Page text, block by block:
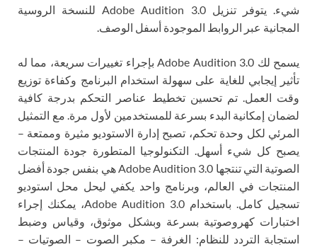
شيء. يتوفر تنزيل Adobe Audition 3.0 للنسخة الروسية
المجانية عبر الروابط الموجودة أسفل الوصف.
يسمح لك Adobe Audition 3.0 بإجراء تغييرات سريعة، مما له
تأثير إيجابي للغاية على سهولة استخدام البرنامج وكفاءة توزيع
وقت العمل. تم تحسين تخطيط عناصر التحكم بدرجة كافية
لضمان إمكانية البدء بسرعة للمستخدمين لأول مرة. مع التمثيل
المرئي لكل وحدة تحكم، تصبح إدارة الاستوديو مثيرة وممتعة –
يصبح كل شيء أسهل. التكنولوجيا المتطورة جودة المنتجات
الصوتية التي تنتجها Adobe Audition 3.0 هي بنفس جودة أفضل
المنتجات في العالم، وبرنامج واحد يكفي ليحل محل استوديو
تسجيل كامل. باستخدام Adobe Audition 3.0، يمكنك إجراء
اختبارات كهروصوتية بسرعة وبشكل موثوق، وقياس وضبط
استجابة التردد للنظام: الغرفة – مكبر الصوت – الصوتيات –